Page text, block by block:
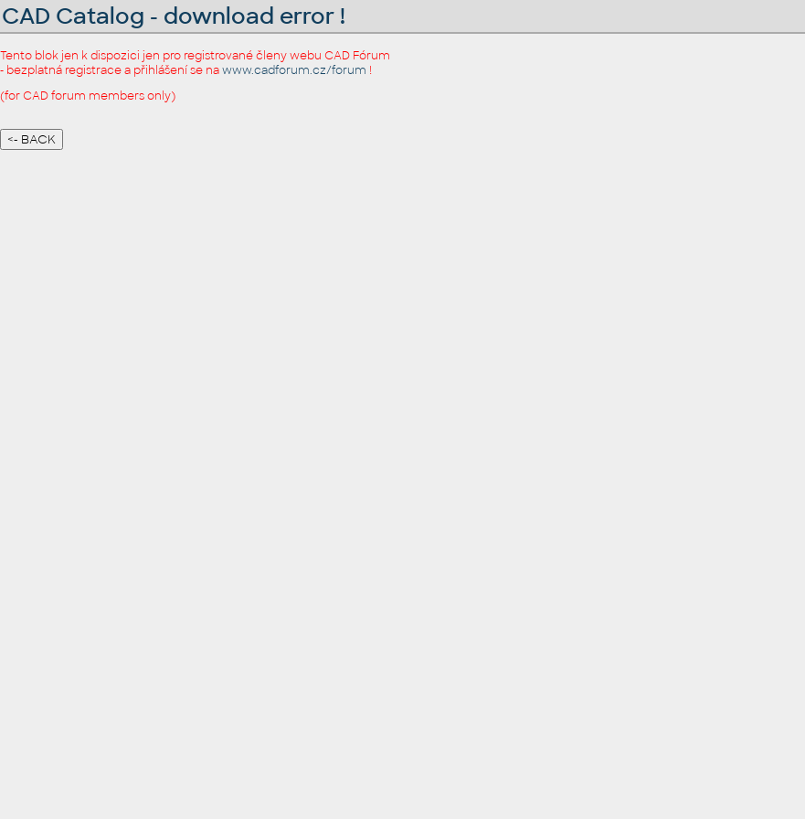
CAD Catalog - download error !
Tento blok jen k dispozici jen pro registrované členy webu CAD Fórum
- bezplatná registrace a přihlášení se nawww.cadforum.cz/forum !
(for CAD forum members only)